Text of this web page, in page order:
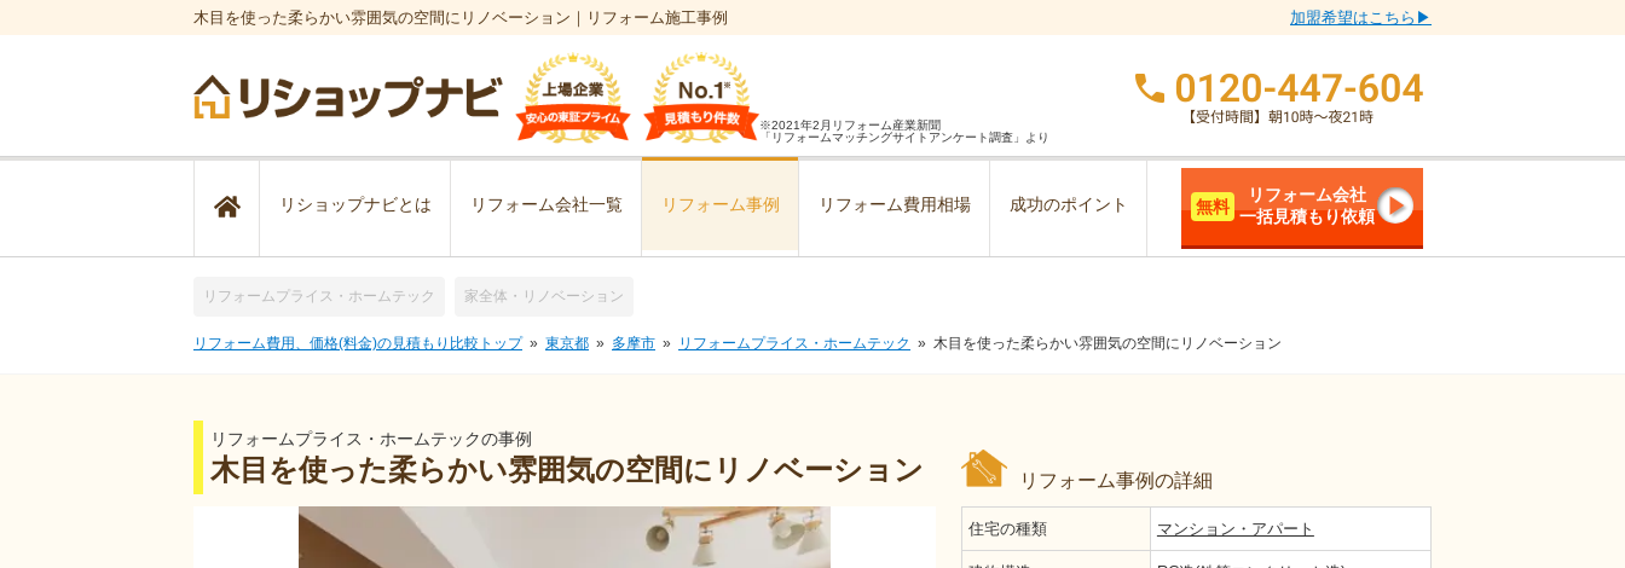
木目を使った柔らかい雰囲気の空間にリノベーション｜リフォーム施工事例 加盟希望はこちら▶
※2021年2月リフォーム産業新聞
「リフォームマッチングサイトアンケート調査」より
リショップナビとは リフォーム会社一覧 リフォーム事例 リフォーム費用相場 成功のポイント 無料
リフォーム会社
一括見積もり依頼
リフォームプライス・ホームテック 家全体・リノベーション
リフォーム費用、価格(料金)の見積もり比較トップ 東京都 多摩市 リフォームプライス・ホームテック 木目を使った柔らかい雰囲気の空間にリノベーション
リフォームプライス・ホームテックの事例
木目を使った柔らかい雰囲気の空間にリノベーション リフォーム事例の詳細
住宅の種類 マンション・アパート